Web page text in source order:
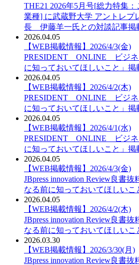
THE21 2026年5月号[総力特集
業種] に武蔵野大学 アントレプ
長 伊藤羊一氏との対談記事掲
2026.04.05
【WEB掲載情報】2026/4/3(金)
PRESIDENT ONLINE ビジネ
に知っておいてほしいこと」
2026.04.05
【WEB掲載情報】2026/4/2(木)
PRESIDENT ONLINE ビジネ
に知っておいてほしいこと」
2026.04.05
【WEB掲載情報】2026/4/1(水)
PRESIDENT ONLINE ビジネ
に知っておいてほしいこと」
2026.04.05
【WEB掲載情報】2026/4/3(金)
JBpress innovation Review良書
なる前に知っておいてほしい
2026.04.05
【WEB掲載情報】2026/4/2(木)
JBpress innovation Review良書
なる前に知っておいてほしい
2026.03.30
【WEB掲載情報】2026/3/30(月)
JBpress innovation Review良書